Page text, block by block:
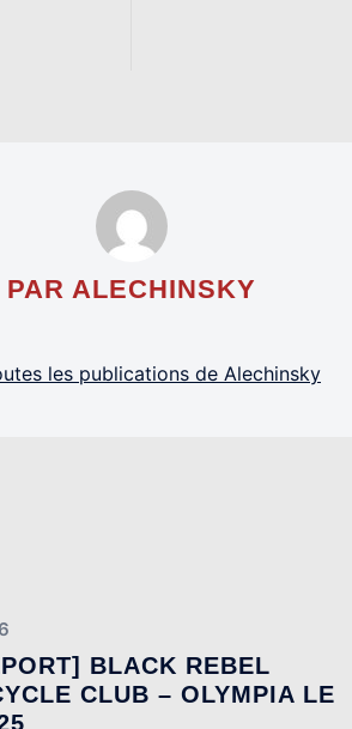
PAR ALECHINSKY
les publications de Alechinsky
BLACK REBEL
CLUB – OLYMPIA LE